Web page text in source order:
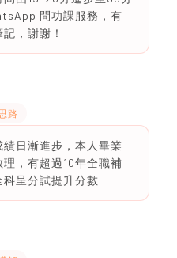
問功課服務，有
，謝謝！
路
日漸進步，本人畢業
，有超過10年全職補
呈分試提升分數